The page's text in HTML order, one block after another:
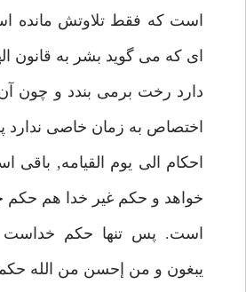
است كه فقط تلاوتش مانده
اى كه مى گويد بشر به قانون
دارد رخت برمى بندد و چون
اختصاص به زمان خاصى
احكام الى يوم القيامه,
خواهد و حكم غير خدا هم حكم
است. پس تنها حكم خداست
يبغون و من إحسن من الله